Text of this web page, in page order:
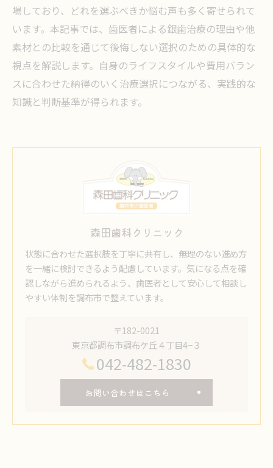
場しており、どれを選ぶべきか悩む声も多く寄せられて
います。本記事では、歯医者による銀歯治療の理由や他
素材との比較を通じて後悔しない選択のための具体的な
視点を解説します。自身のライフスタイルや費用バラン
スに合わせた納得のいく治療選択につながる、実践的な
知識と判断基準が得られます。
森田歯科クリニック
状態に合わせた選択肢を丁寧に共有し、無理のない進め方
を一緒に検討できるよう配慮しています。気になる点を確
認しながら進められるよう、歯医者として安心して相談し
やすい体制を調布市で整えています。
〒182-0021
東京都調布市調布ケ丘４丁目4−３
042-482-1830
お問い合わせはこちら